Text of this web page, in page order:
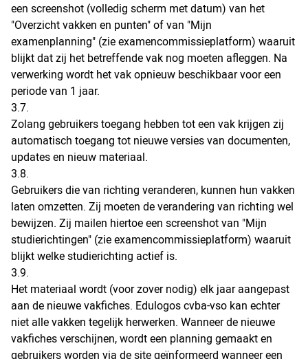
een screenshot (volledig scherm met datum) van het
"Overzicht vakken en punten" of van "Mijn
examenplanning" (zie examencommissieplatform) waaruit
blijkt dat zij het betreffende vak nog moeten afleggen. Na
verwerking wordt het vak opnieuw beschikbaar voor een
periode van 1 jaar.
3.7.
Zolang gebruikers toegang hebben tot een vak krijgen zij
automatisch toegang tot nieuwe versies van documenten,
updates en nieuw materiaal.
3.8.
Gebruikers die van richting veranderen, kunnen hun vakken
laten omzetten. Zij moeten de verandering van richting wel
bewijzen. Zij mailen hiertoe een screenshot van "Mijn
studierichtingen" (zie examencommissieplatform) waaruit
blijkt welke studierichting actief is.
3.9.
Het materiaal wordt (voor zover nodig) elk jaar aangepast
aan de nieuwe vakfiches. Edulogos cvba-vso kan echter
niet alle vakken tegelijk herwerken. Wanneer de nieuwe
vakfiches verschijnen, wordt een planning gemaakt en
gebruikers worden via de site geïnformeerd wanneer een